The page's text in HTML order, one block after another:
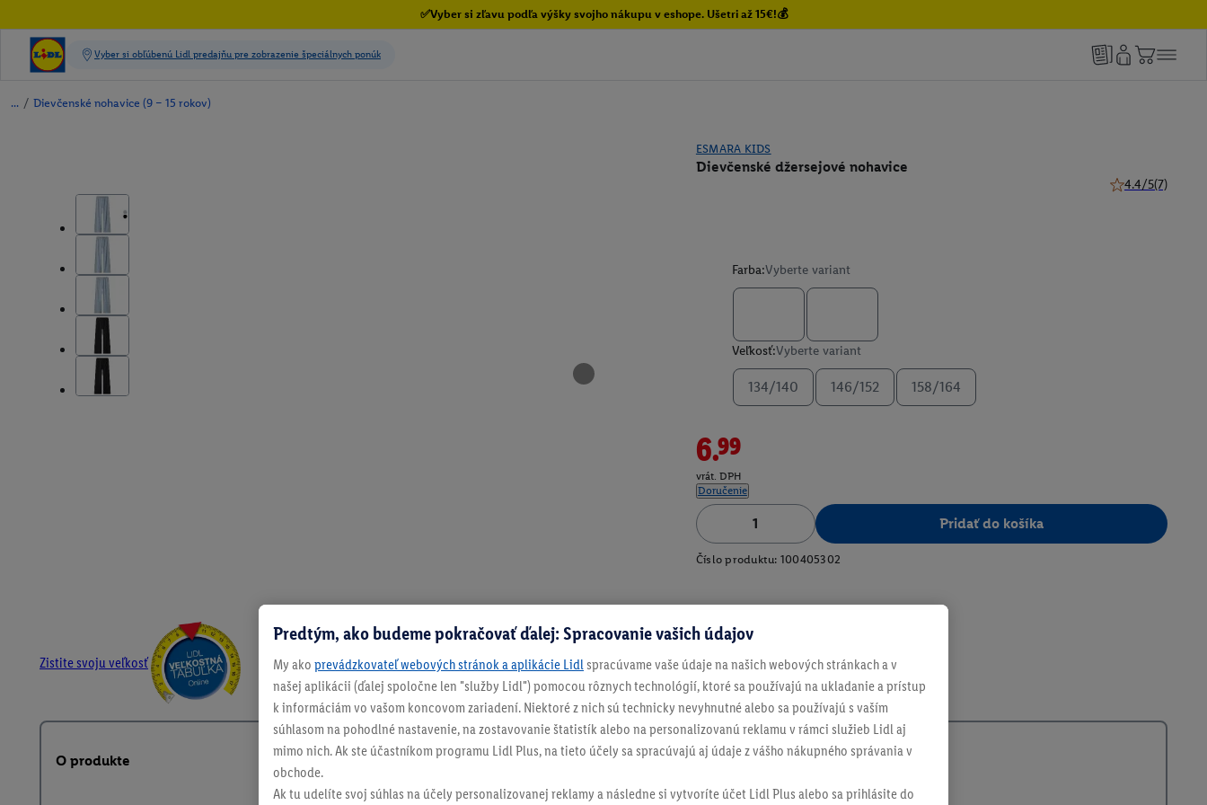
✅Vyber si zľavu podľa výšky svojho nákupu v eshope. Ušetri až 15€!💰
/ Dievčenské nohavice (9 – 15 rokov)
ESMARA KIDS
Dievčenské džersejové nohavice
4.4/5(7)
Farba:Vyberte variant
Veľkosť:Vyberte variant
134/140 146/152 158/164
6.99
vrát. DPH
Doručenie
Pridať do košíka
Číslo produktu: 100405302
Zistite svoju veľkosť
O produkte
Predtým, ako budeme pokračovať ďalej: Spracovanie vašich údajov
My ako prevádzkovateľ webových stránok a aplikácie Lidl spracúvame vaše údaje na našich webových stránkach a v
našej aplikácii (ďalej spoločne len "služby Lidl") pomocou rôznych technológií, ktoré sa používajú na ukladanie a prístup
k informáciám vo vašom koncovom zariadení. Niektoré z nich sú technicky nevyhnutné alebo sa používajú s vaším
súhlasom na pohodlné nastavenie, na zostavovanie štatistík alebo na personalizovanú reklamu v rámci služieb Lidl aj
mimo nich. Ak ste účastníkom programu Lidl Plus, na tieto účely sa spracúvajú aj údaje z vášho nákupného správania v
obchode.
Ak tu udelíte svoj súhlas na účely personalizovanej reklamy a následne si vytvoríte účet Lidl Plus alebo sa prihlásite do